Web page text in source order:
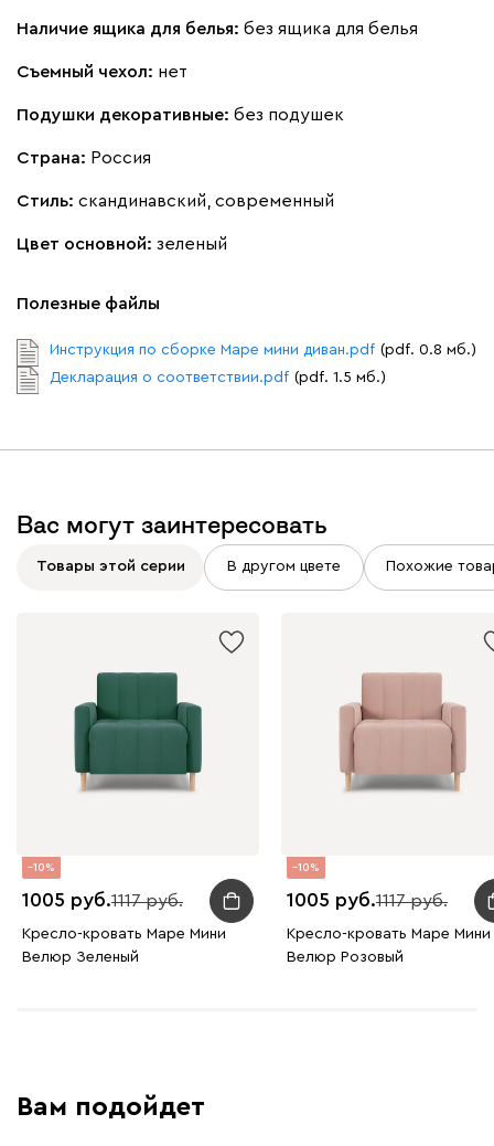
Бежевый Вишневый
100 130 690 695
Мустард Оранж
Альтеа
Наличие ящика для белья: без ящика для белья
Съемный чехол: нет
Подушки декоративные: без подушек
Страна: Россия
Стиль: скандинавский, современный
Цвет основной: зеленый
Полезные файлы
Инструкция по сборке Маре мини диван.pdf (pdf. 0.8 мб.)
Декларация о соответствии.pdf (pdf. 1.5 мб.)
Вас могут заинтересовать
Товары этой серии В другом цвете Похожие
10
1005 1117
Кресло-кровать Маре Мини
Велюр Зеленый
10
1005 1117
Кресло-кровать Маре Мини
Велюр Розовый
Вам подойдет